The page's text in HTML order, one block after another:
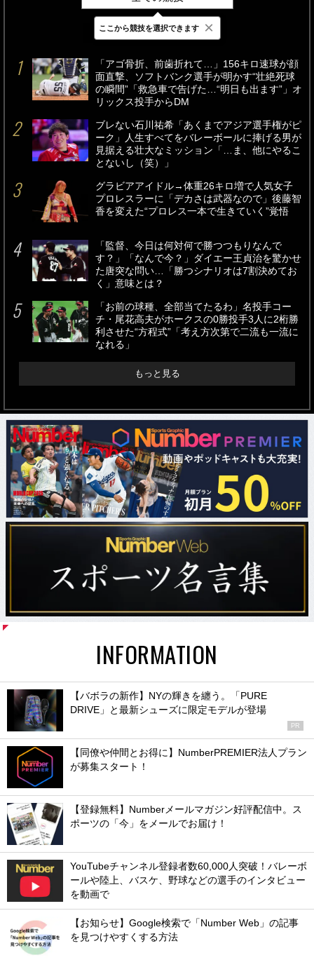
最新 24時間 週間
「アゴ骨折、前歯折れて…」156キロ速球が顔
面直撃、ソフトバンク選手が明かす“壮絶死球
の瞬間”「救急車で告げた…“明日も出ます”」オ
リックス投手からDM
ブレない石川祐希「あくまでアジア選手権がピ
ーク」人生すべてをバレーボールに捧げる男が
見据える壮大なミッション「…ま、他にやるこ
とないし（笑）」
グラビアアイドル→体重26キロ増で人気女子
プロレスラーに「デカさは武器なので」後藤智
香を変えた“プロレス一本で生きていく”覚悟
「監督、今日は何対何で勝つつもりなんで
す？」「なんで今？」ダイエー王貞治を驚かせ
た唐突な問い…「勝つシナリオは7割決めてお
く」意味とは？
「お前の球種、全部当てたるわ」名投手コー
チ・尾花高夫がホークスの0勝投手3人に2桁勝
利させた“方程式”「考え方次第で二流も一流に
なれる」
もっと見る
INFORMATION
【バボラの新作】NYの輝きを纏う。「PURE
DRIVE」と最新シューズに限定モデルが登場
PR
【同僚や仲間とお得に】NumberPREMIER法人プラン
が募集スタート！
【登録無料】Numberメールマガジン好評配信中。ス
ポーツの「今」をメールでお届け！
YouTubeチャンネル登録者数60,000人突破！バレーボ
ールや陸上、バスケ、野球などの選手のインタビュー
を動画で
【お知らせ】Google検索で「Number Web」の記事
を見つけやすくする方法
ここから競技を選択できます ×